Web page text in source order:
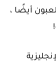
أيضًا ،